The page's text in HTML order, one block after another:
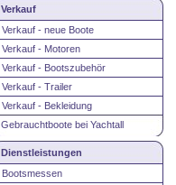
Verkauf
Verkauf - neue Boote
Verkauf - Motoren
Verkauf - Bootszubehör
Verkauf - Trailer
Verkauf - Bekleidung
Gebrauchtboote bei Yachtall
Dienstleistungen
Bootsmessen